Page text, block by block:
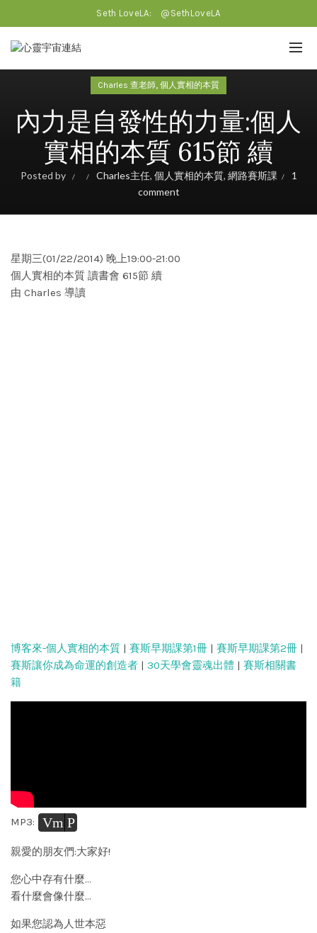
Seth LoveLA: @SethLoveLA
Charles 查老師, 個人實相的本質
內力是自發性的力量:個人
實相的本質 615節 續
Posted by Charles主任, 個人實相的本質, 網路賽斯課
1
comment
星期三(01/22/2014) 晚上19:00-21:00
個人實相的本質 讀書會 615節 續
由 Charles 導讀
博客來-個人實相的本質 | 賽斯早期課第1冊 | 賽斯早期課第2冊 |
賽斯讓你成為命運的創造者 | 30天學會靈魂出體 | 賽斯相關書
籍
MP3: Vm P
親愛的朋友們:大家好!
您心中存有什麼…
看什麼會像什麼…
如果您認為人世本惡